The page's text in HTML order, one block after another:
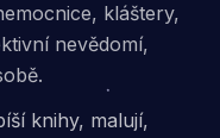
kláštery,
nevědomí,
knihy, malují,